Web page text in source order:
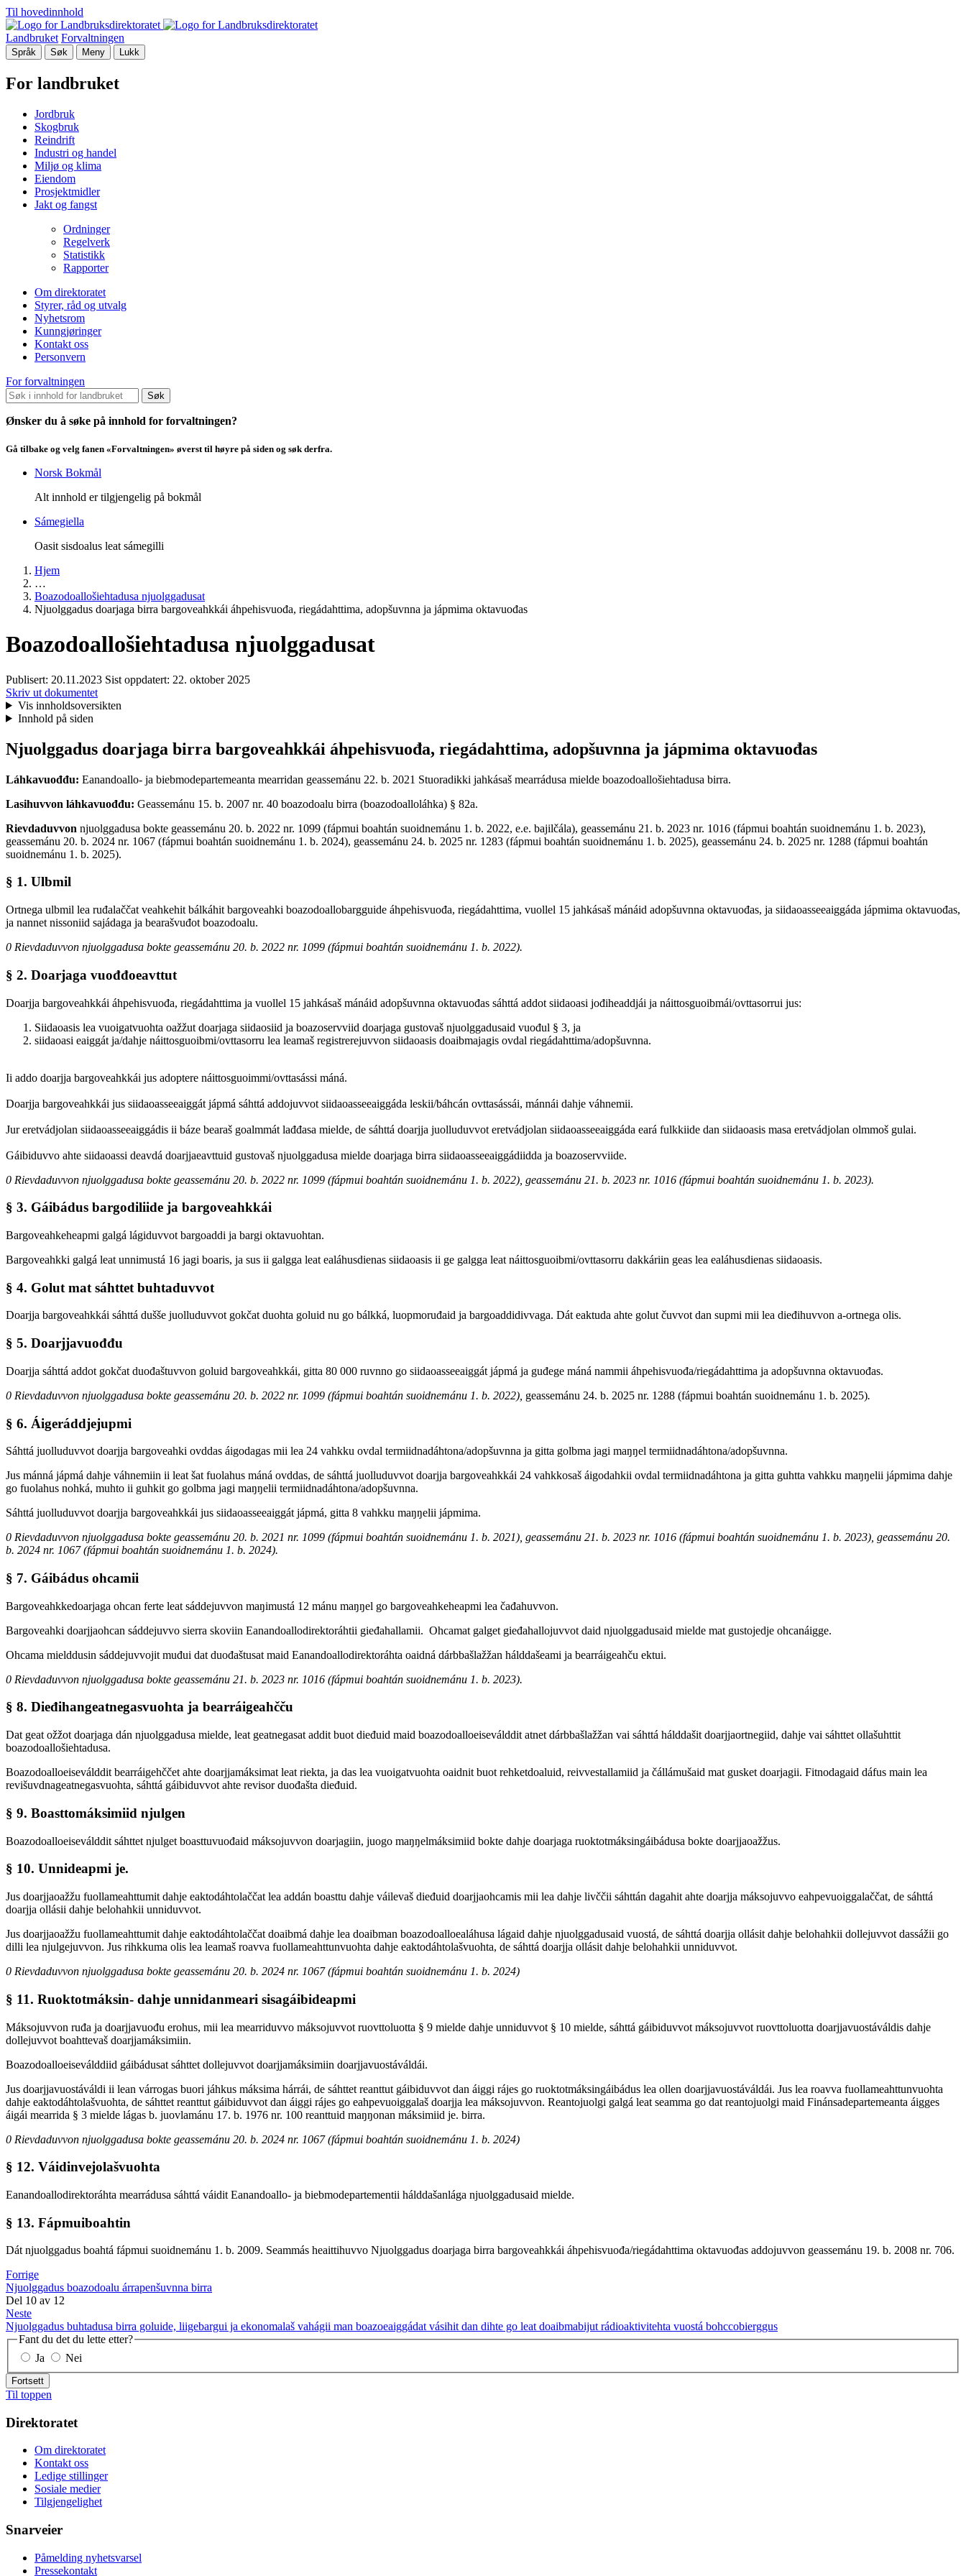
Til hovedinnhold
Landbruket Forvaltningen
Språk Søk Meny Lukk
For landbruket
Jordbruk
Skogbruk
Reindrift
Industri og handel
Miljø og klima
Eiendom
Prosjektmidler
Jakt og fangst
Ordninger
Regelverk
Statistikk
Rapporter
Om direktoratet
Styrer, råd og utvalg
Nyhetsrom
Kunngjøringer
Kontakt oss
Personvern
For forvaltningen
Søk
Ønsker du å søke på innhold for forvaltningen?
Gå tilbake og velg fanen «Forvaltningen» øverst til høyre på siden og søk derfra.
Norsk Bokmål
Alt innhold er tilgjengelig på bokmål
Sámegiella
Oasit sisdoalus leat sámegilli
Hjem
…
Boazodoallošiehtadusa njuolggadusat
Njuolggadus doarjaga birra bargoveahkkái áhpehisvuođa, riegádahttima, adopšuvnna ja jápmima oktavuođas
Boazodoallošiehtadusa njuolggadusat
Publisert: 20.11.2023 Sist oppdatert: 22. oktober 2025
Skriv ut dokumentet
Vis innholdsoversikten
Innhold på siden
Njuolggadus doarjaga birra bargoveahkkái áhpehisvuođa, riegádahttima, adopšuvnna ja jápmima oktavuođas
Láhkavuođđu: Eanandoallo- ja biebmodepartemeanta mearridan geassemánu 22. b. 2021 Stuoradikki jahkásaš mearrádusa mielde boazodoallošiehtadusa birra.
Lasihuvvon láhkavuođđu: Geassemánu 15. b. 2007 nr. 40 boazodoalu birra (boazodoalloláhka) § 82a.
Rievdaduvvon njuolggadusa bokte geassemánu 20. b. 2022 nr. 1099 (fápmui boahtán suoidnemánu 1. b. 2022, e.e. bajilčála), geassemánu 21. b. 2023 nr. 1016 (fápmui boahtán suoidnemánu 1. b. 2023),
geassemánu 20. b. 2024 nr. 1067 (fápmui boahtán suoidnemánu 1. b. 2024), geassemánu 24. b. 2025 nr. 1283 (fápmui boahtán suoidnemánu 1. b. 2025), geassemánu 24. b. 2025 nr. 1288 (fápmui boahtán
suoidnemánu 1. b. 2025).
§ 1. Ulbmil
Ortnega ulbmil lea ruđalaččat veahkehit bálkáhit bargoveahki boazodoallobargguide áhpehisvuođa, riegádahttima, vuollel 15 jahkásaš mánáid adopšuvnna oktavuođas, ja siidaoasseeaiggáda jápmima oktavuođas,
ja nannet nissoniid sajádaga ja bearašvuđot boazodoalu.
0 Rievdaduvvon njuolggadusa bokte geassemánu 20. b. 2022 nr. 1099 (fápmui boahtán suoidnemánu 1. b. 2022).
§ 2. Doarjaga vuođđoeavttut
Doarjja bargoveahkkái áhpehisvuođa, riegádahttima ja vuollel 15 jahkásaš mánáid adopšuvnna oktavuođas sáhttá addot siidaoasi jođiheaddjái ja náittosguoibmái/ovttasorrui jus:
Siidaoasis lea vuoigatvuohta oažžut doarjaga siidaosiid ja boazoservviid doarjaga gustovaš njuolggadusaid vuođul § 3, ja
siidaoasi eaiggát ja/dahje náittosguoibmi/ovttasorru lea leamaš registrerejuvvon siidaoasis doaibmajagis ovdal riegádahttima/adopšuvnna.
Ii addo doarjja bargoveahkkái jus adoptere náittosguoimmi/ovttasássi máná.
Doarjja bargoveahkkái jus siidaoasseeaiggát jápmá sáhttá addojuvvot siidaoasseeaiggáda leskii/báhcán ovttasássái, mánnái dahje váhnemii.
Jur eretvádjolan siidaoasseeaiggádis ii báze bearaš goalmmát lađđasa mielde, de sáhttá doarjja juolluduvvot eretvádjolan siidaoasseeaiggáda eará fulkkiide dan siidaoasis masa eretvádjolan olmmoš gulai.
Gáibiduvvo ahte siidaoassi deavdá doarjjaeavttuid gustovaš njuolggadusa mielde doarjaga birra siidaoasseeaiggádiidda ja boazoservviide.
0 Rievdaduvvon njuolggadusa bokte geassemánu 20. b. 2022 nr. 1099 (fápmui boahtán suoidnemánu 1. b. 2022), geassemánu 21. b. 2023 nr. 1016 (fápmui boahtán suoidnemánu 1. b. 2023).
§ 3. Gáibádus bargodiliide ja bargoveahkkái
Bargoveahkeheapmi galgá lágiduvvot bargoaddi ja bargi oktavuohtan.
Bargoveahkki galgá leat unnimustá 16 jagi boaris, ja sus ii galgga leat ealáhusdienas siidaoasis ii ge galgga leat náittosguoibmi/ovttasorru dakkáriin geas lea ealáhusdienas siidaoasis.
§ 4. Golut mat sáhttet buhtaduvvot
Doarjja bargoveahkkái sáhttá dušše juolluduvvot gokčat duohta goluid nu go bálkká, luopmoruđaid ja bargoaddidivvaga. Dát eaktuda ahte golut čuvvot dan supmi mii lea dieđihuvvon a-ortnega olis.
§ 5. Doarjjavuođđu
Doarjja sáhttá addot gokčat duođaštuvvon goluid bargoveahkkái, gitta 80 000 ruvnno go siidaoasseeaiggát jápmá ja guđege máná nammii áhpehisvuođa/riegádahttima ja adopšuvnna oktavuođas.
0 Rievdaduvvon njuolggadusa bokte geassemánu 20. b. 2022 nr. 1099 (fápmui boahtán suoidnemánu 1. b. 2022), geassemánu 24. b. 2025 nr. 1288 (fápmui boahtán suoidnemánu 1. b. 2025).
§ 6. Áigeráddjejupmi
Sáhttá juolluduvvot doarjja bargoveahki ovddas áigodagas mii lea 24 vahkku ovdal termiidnadáhtona/adopšuvnna ja gitta golbma jagi maŋŋel termiidnadáhtona/adopšuvnna.
Jus mánná jápmá dahje váhnemiin ii leat šat fuolahus máná ovddas, de sáhttá juolluduvvot doarjja bargoveahkkái 24 vahkkosaš áigodahkii ovdal termiidnadáhtona ja gitta guhtta vahkku maŋŋelii jápmima dahje
go fuolahus nohká, muhto ii guhkit go golbma jagi maŋŋelii termiidnadáhtona/adopšuvnna.
Sáhttá juolluduvvot doarjja bargoveahkkái jus siidaoasseeaiggát jápmá, gitta 8 vahkku maŋŋelii jápmima.
0 Rievdaduvvon njuolggadusa bokte geassemánu 20. b. 2021 nr. 1099 (fápmui boahtán suoidnemánu 1. b. 2021), geassemánu 21. b. 2023 nr. 1016 (fápmui boahtán suoidnemánu 1. b. 2023), geassemánu 20.
b. 2024 nr. 1067 (fápmui boahtán suoidnemánu 1. b. 2024).
§ 7. Gáibádus ohcamii
Bargoveahkkedoarjaga ohcan ferte leat sáddejuvvon maŋimustá 12 mánu maŋŋel go bargoveahkeheapmi lea čađahuvvon.
Bargoveahki doarjjaohcan sáddejuvvo sierra skoviin Eanandoallodirektoráhtii gieđahallamii. Ohcamat galget gieđahallojuvvot daid njuolggadusaid mielde mat gustojedje ohcanáigge.
Ohcama mielddusin sáddejuvvojit muđui dat duođaštusat maid Eanandoallodirektoráhta oaidná dárbbašlažžan hálddašeami ja bearráigeahču ektui.
0 Rievdaduvvon njuolggadusa bokte geassemánu 21. b. 2023 nr. 1016 (fápmui boahtán suoidnemánu 1. b. 2023).
§ 8. Dieđihangeatnegasvuohta ja bearráigeahčču
Dat geat ožžot doarjaga dán njuolggadusa mielde, leat geatnegasat addit buot dieđuid maid boazodoalloeiseválddit atnet dárbbašlažžan vai sáhttá hálddašit doarjjaortnegiid, dahje vai sáhttet ollašuhttit
boazodoallošiehtadusa.
Boazodoalloeiseválddit bearráigehččet ahte doarjjamáksimat leat riekta, ja das lea vuoigatvuohta oaidnit buot rehketdoaluid, reivvestallamiid ja čállámušaid mat gusket doarjagii. Fitnodagaid dáfus main lea
revišuvdnageatnegasvuohta, sáhttá gáibiduvvot ahte revisor duođašta dieđuid.
§ 9. Boasttomáksimiid njulgen
Boazodoalloeiseválddit sáhttet njulget boasttuvuođaid máksojuvvon doarjagiin, juogo maŋŋelmáksimiid bokte dahje doarjaga ruoktotmáksingáibádusa bokte doarjjaoažžus.
§ 10. Unnideapmi je.
Jus doarjjaoažžu fuollameahttumit dahje eaktodáhtolaččat lea addán boasttu dahje váilevaš dieđuid doarjjaohcamis mii lea dahje livččii sáhttán dagahit ahte doarjja máksojuvvo eahpevuoiggalaččat, de sáhttá
doarjja ollásii dahje belohahkii unniduvvot.
Jus doarjjaoažžu fuollameahttumit dahje eaktodáhtolaččat doaibmá dahje lea doaibman boazodoalloealáhusa lágaid dahje njuolggadusaid vuostá, de sáhttá doarjja ollásit dahje belohahkii dollejuvvot dassážii go
dilli lea njulgejuvvon. Jus rihkkuma olis lea leamaš roavva fuollameahttunvuohta dahje eaktodáhtolašvuohta, de sáhttá doarjja ollásit dahje belohahkii unniduvvot.
0 Rievdaduvvon njuolggadusa bokte geassemánu 20. b. 2024 nr. 1067 (fápmui boahtán suoidnemánu 1. b. 2024)
§ 11. Ruoktotmáksin- dahje unnidanmeari sisagáibideapmi
Máksojuvvon ruđa ja doarjjavuođu erohus, mii lea mearriduvvo máksojuvvot ruovttoluotta § 9 mielde dahje unniduvvot § 10 mielde, sáhttá gáibiduvvot máksojuvvot ruovttoluotta doarjjavuostáváldis dahje
dollejuvvot boahttevaš doarjjamáksimiin.
Boazodoalloeiseválddiid gáibádusat sáhttet dollejuvvot doarjjamáksimiin doarjjavuostáváldái.
Jus doarjjavuostáváldi ii lean várrogas buori jáhkus máksima hárrái, de sáhttet reanttut gáibiduvvot dan áiggi rájes go ruoktotmáksingáibádus lea ollen doarjjavuostáváldái. Jus lea roavva fuollameahttunvuohta
dahje eaktodáhtolašvuohta, de sáhttet reanttut gáibiduvvot dan áiggi rájes go eahpevuoiggalaš doarjja lea máksojuvvon. Reantojuolgi galgá leat seamma go dat reantojuolgi maid Finánsadepartemeanta áigges
áigái mearrida § 3 mielde lágas b. juovlamánu 17. b. 1976 nr. 100 reanttuid maŋŋonan máksimiid je. birra.
0 Rievdaduvvon njuolggadusa bokte geassemánu 20. b. 2024 nr. 1067 (fápmui boahtán suoidnemánu 1. b. 2024)
§ 12. Váidinvejolašvuohta
Eanandoallodirektoráhta mearrádusa sáhttá váidit Eanandoallo- ja biebmodepartementii hálddašanlága njuolggadusaid mielde.
§ 13. Fápmuiboahtin
Dát njuolggadus boahtá fápmui suoidnemánu 1. b. 2009. Seammás heaittihuvvo Njuolggadus doarjaga birra bargoveahkkái áhpehisvuođa/riegádahttima oktavuođas addojuvvon geassemánu 19. b. 2008 nr. 706.
Forrige
Njuolggadus boazodoalu árrapenšuvnna birra
Del 10 av 12
Neste
Njuolggadus buhtadusa birra goluide, liigebargui ja ekonomalaš vahágii man boazoeaiggádat vásihit dan dihte go leat doaibmabijut rádioaktivitehta vuostá bohccobierggus
Fant du det du lette etter?
Ja
Nei
Fortsett
Til toppen
Direktoratet
Om direktoratet
Kontakt oss
Ledige stillinger
Sosiale medier
Tilgjengelighet
Snarveier
Påmelding nyhetsvarsel
Pressekontakt